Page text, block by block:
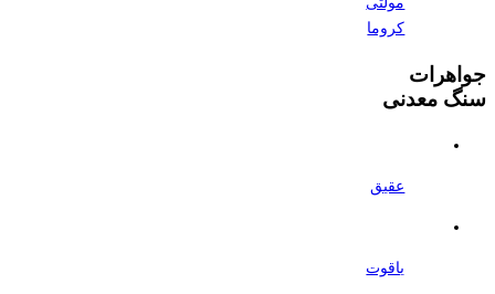
کروما
جواهرات
سنگ معدنی
عقیق
یاقوت